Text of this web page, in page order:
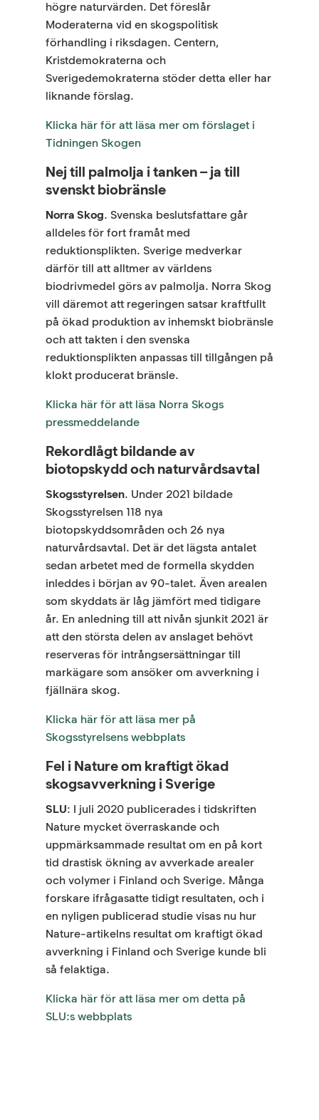
högre naturvärden. Det föreslår
Moderaterna vid en skogspolitisk
förhandling i riksdagen. Centern,
Kristdemokraterna och
Sverigedemokraterna stöder detta eller har
liknande förslag.
Klicka här för att läsa mer om förslaget i
Tidningen Skogen
Nej till palmolja i tanken – ja till
svenskt biobränsle
Norra Skog. Svenska beslutsfattare går
alldeles för fort framåt med
reduktionsplikten. Sverige medverkar
därför till att alltmer av världens
biodrivmedel görs av palmolja. Norra Skog
vill däremot att regeringen satsar kraftfullt
på ökad produktion av inhemskt biobränsle
och att takten i den svenska
reduktionsplikten anpassas till tillgången på
klokt producerat bränsle.
Klicka här för att läsa Norra Skogs
pressmeddelande
Rekordlågt bildande av
biotopskydd och naturvårdsavtal
Skogsstyrelsen. Under 2021 bildade
Skogsstyrelsen 118 nya
biotopskyddsområden och 26 nya
naturvårdsavtal. Det är det lägsta antalet
sedan arbetet med de formella skydden
inleddes i början av 90-talet. Även arealen
som skyddats är låg jämfört med tidigare
år. En anledning till att nivån sjunkit 2021 är
att den största delen av anslaget behövt
reserveras för intrångsersättningar till
markägare som ansöker om avverkning i
fjällnära skog.
Klicka här för att läsa mer på
Skogsstyrelsens webbplats
Fel i Nature om kraftigt ökad
skogsavverkning i Sverige
SLU: I juli 2020 publicerades i tidskriften
Nature mycket överraskande och
uppmärksammade resultat om en på kort
tid drastisk ökning av avverkade arealer
och volymer i Finland och Sverige. Många
forskare ifrågasatte tidigt resultaten, och i
en nyligen publicerad studie visas nu hur
Nature-artikelns resultat om kraftigt ökad
avverkning i Finland och Sverige kunde bli
så felaktiga.
Klicka här för att läsa mer om detta på
SLU:s webbplats